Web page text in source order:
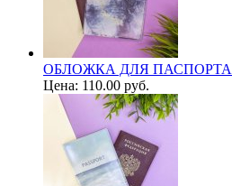
ОБЛОЖКА ДЛЯ ПАСПОРТА
Цена: 110.00 руб.